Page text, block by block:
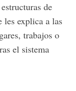
de
les explica a las
trabajos o
el sistema